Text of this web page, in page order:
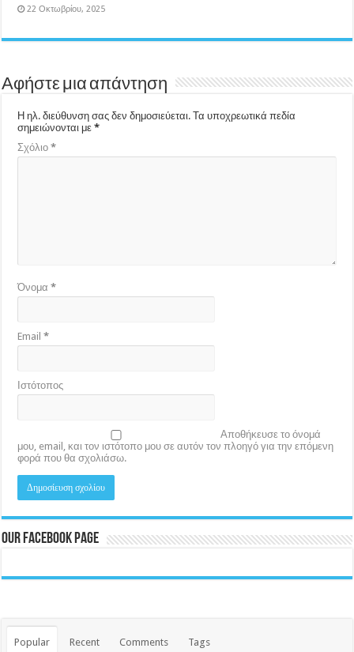
22 Οκτωβρίου, 2025
Αφήστε μια απάντηση
Η ηλ. διεύθυνση σας δεν δημοσιεύεται. Τα υποχρεωτικά πεδία
σημειώνονται με*
Σχόλιο*
Όνομα*
Email*
Ιστότοπος
Αποθήκευσε το όνομά
μου, email, και τον ιστότοπο μου σε αυτόν τον πλοηγό για την επόμενη
φορά που θα σχολιάσω.
Our Facebook Page
Popular Recent Comments Tags